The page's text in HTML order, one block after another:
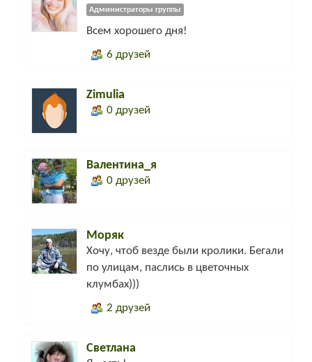
Администраторы группы
Всем хорошего дня!
6 друзей
Zimulia
0 друзей
Валентина_я
0 друзей
Моряк
Хочу, чтоб везде были кролики. Бегали
по улицам, паслись в цветочных
клумбах)))
2 друзей
Светлана